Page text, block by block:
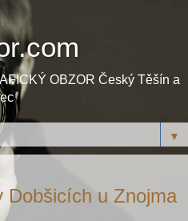
OBZOR Český Těšín a
▼
Dobšicích u Znojma